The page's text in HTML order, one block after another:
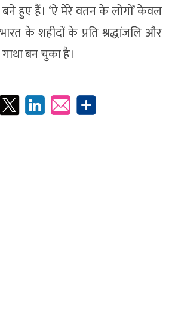
बने हुए हैं। ‘ऐ मेरे वतन के लोगों’ केवल
के शहीदों के प्रति श्रद्धांजलि और
गाथा बन चुका है।